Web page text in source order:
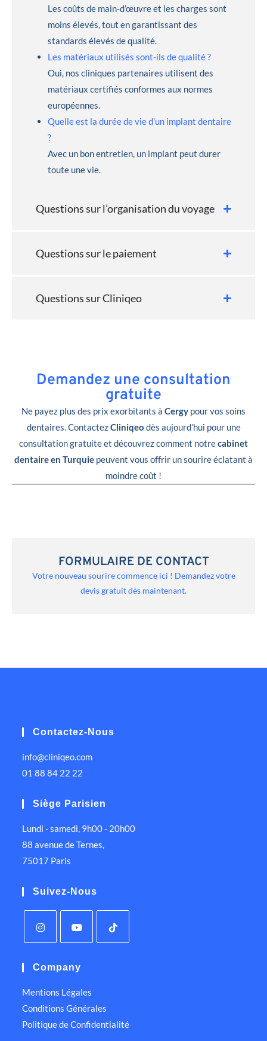
Les coûts de main-d’œuvre et les charges sont
moins élevés, tout en garantissant des
standards élevés de qualité.
Les matériaux utilisés sont-ils de qualité ?
Oui, nos cliniques partenaires utilisent des
matériaux certifiés conformes aux normes
européennes.
Quelle est la durée de vie d’un implant dentaire
?
Avec un bon entretien, un implant peut durer
toute une vie.
Questions sur l’organisation du voyage
Questions sur le paiement
Questions sur Cliniqeo
Demandez une consultation
gratuite
Ne payez plus des prix exorbitants à Cergy pour vos soins
dentaires. ContactezCliniqeo dès aujourd’hui pour une
consultation gratuite et découvrez comment notrecabinet
dentaire en Turquie peuvent vous offrir un sourire éclatant à
moindre coût !
FORMULAIRE DE CONTACT
Votre nouveau sourire commence ici ! Demandez votre
devis gratuit dès maintenant.
Contactez-Nous
info@cliniqeo.com
01 88 84 22 22
Siège Parisien
Lundi - samedi, 9h00 - 20h00
88 avenue de Ternes,
75017 Paris
Suivez-Nous
Company
Mentions Légales
Conditions Générales
Politique de Confidentialité